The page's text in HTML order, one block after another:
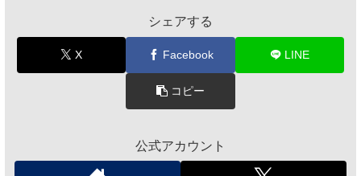
シェアする
X Facebook LINE
コピー
公式アカウント